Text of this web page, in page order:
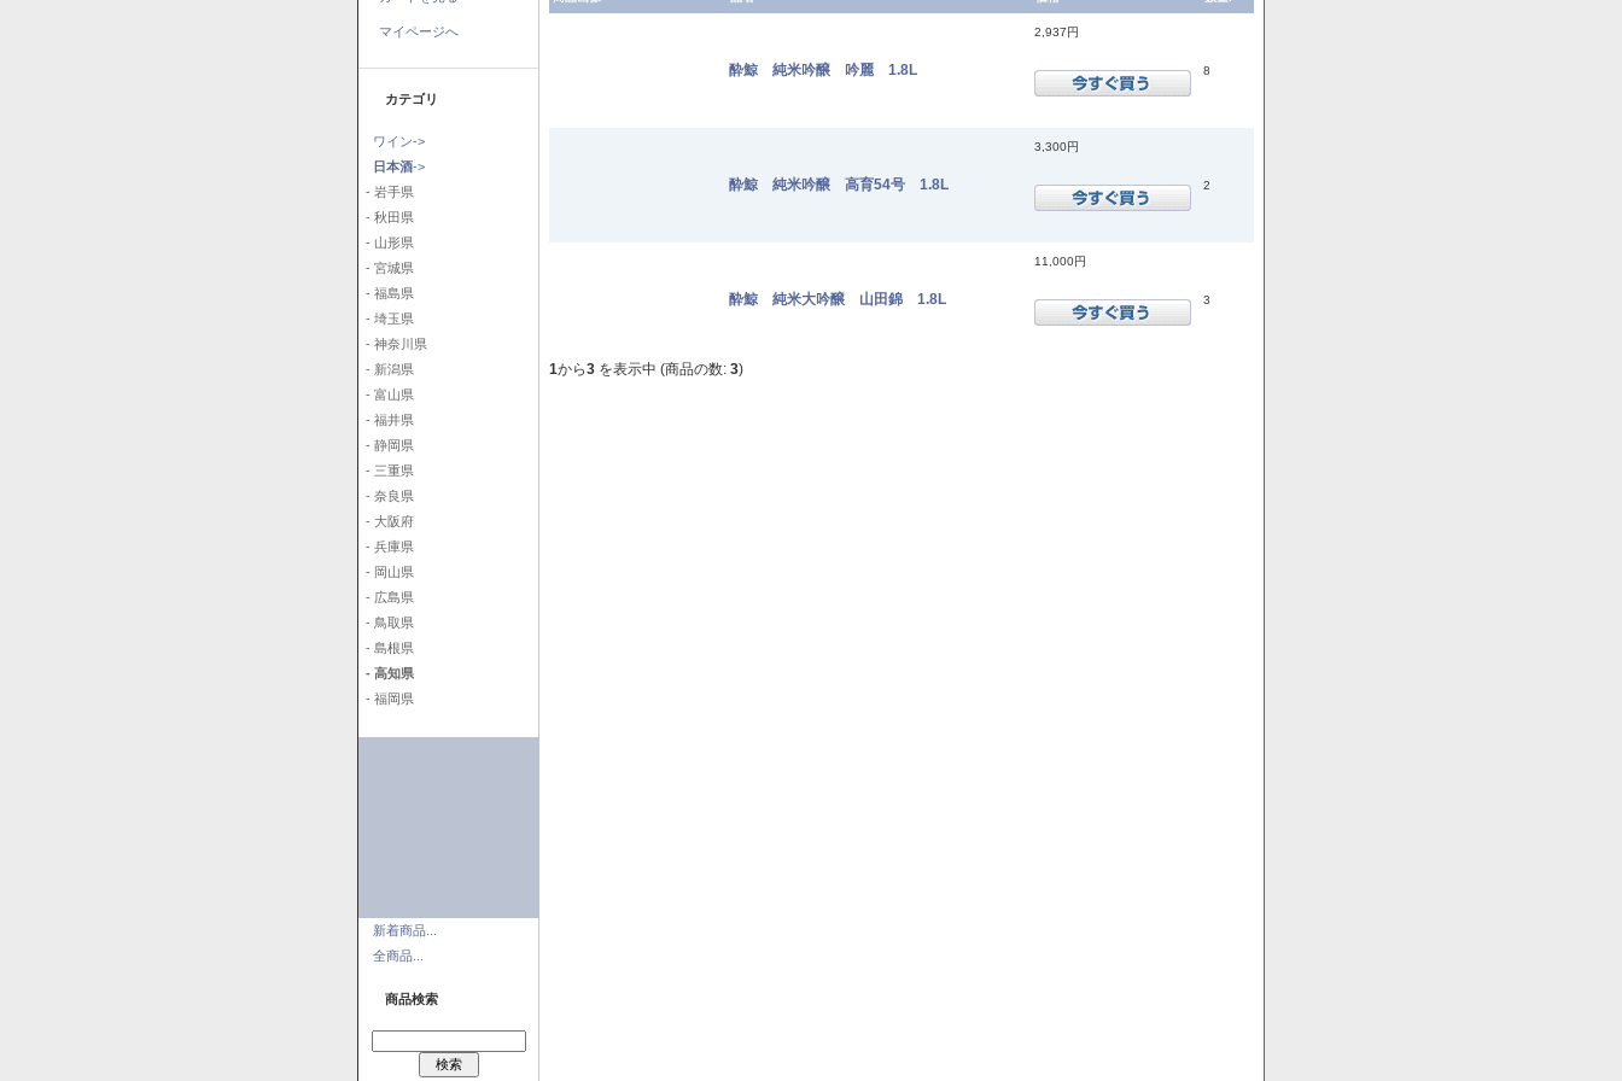
マイページへ
カテゴリ
ワイン->
日本酒->
- 岩手県
- 秋田県
- 山形県
- 宮城県
- 福島県
- 埼玉県
- 神奈川県
- 新潟県
- 富山県
- 福井県
- 静岡県
- 三重県
- 奈良県
- 大阪府
- 兵庫県
- 岡山県
- 広島県
- 鳥取県
- 島根県
- 高知県
- 福岡県
新着商品...
全商品...
商品検索
酔鯨 純米吟醸 吟麗 1.8L
2,937円
8
酔鯨 純米吟醸 高育54号 1.8L
3,300円
2
酔鯨 純米大吟醸 山田錦 1.8L
11,000円
3
1から3 を表示中 (商品の数: 3)